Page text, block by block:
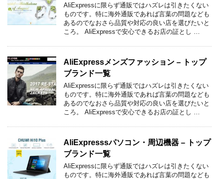
AliExpressに限らず通販ではハズレは引きたくない
ものです。特に海外通販であれば言葉の問題なども
あるのでなおさら品質や対応の良い店を選びたいと
ころ。 AliExpressで安心できるお店の証とし …
AliExpressメンズファッション – トップ
ブランド一覧
AliExpressに限らず通販ではハズレは引きたくない
ものです。特に海外通販であれば言葉の問題なども
あるのでなおさら品質や対応の良い店を選びたいと
ころ。 AliExpressで安心できるお店の証とし …
AliExpresssパソコン・周辺機器 – トップ
ブランド一覧
AliExpressに限らず通販ではハズレは引きたくない
ものです。特に海外通販であれば言葉の問題なども